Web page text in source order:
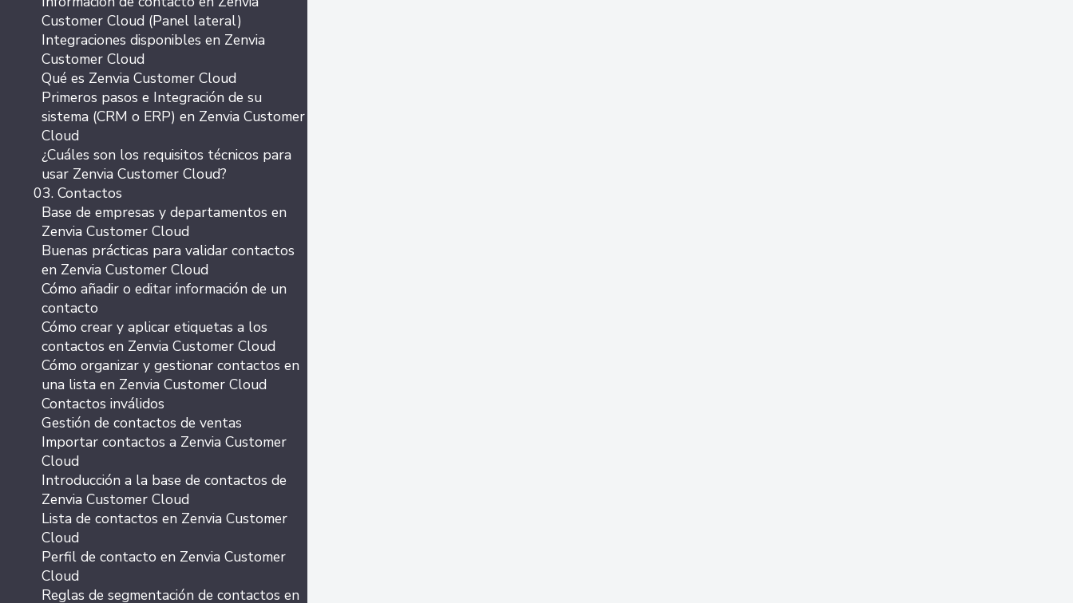
Customer Cloud (Panel lateral)
Integraciones disponibles en Zenvia
Customer Cloud
Qué es Zenvia Customer Cloud
Primeros pasos e Integración de su
sistema (CRM o ERP) en Zenvia Customer
Cloud
¿Cuáles son los requisitos técnicos para
usar Zenvia Customer Cloud?
03. Contactos
Base de empresas y departamentos en
Zenvia Customer Cloud
Buenas prácticas para validar contactos
en Zenvia Customer Cloud
Cómo añadir o editar información de un
contacto
Cómo crear y aplicar etiquetas a los
contactos en Zenvia Customer Cloud
Cómo organizar y gestionar contactos en
una lista en Zenvia Customer Cloud
Contactos inválidos
Gestión de contactos de ventas
Importar contactos a Zenvia Customer
Cloud
Introducción a la base de contactos de
Zenvia Customer Cloud
Lista de contactos en Zenvia Customer
Cloud
Perfil de contacto en Zenvia Customer
Cloud
Reglas de segmentación de contactos en